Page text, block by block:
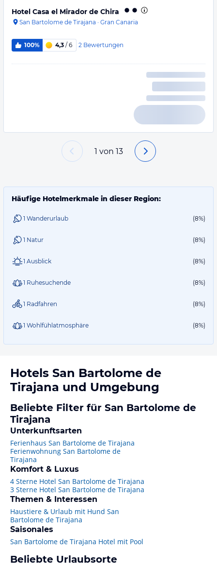
Hotel Casa el Mirador de Chira
San Bartolome de Tirajana · Gran Canaria
100% 4,3 / 6 2 Bewertungen
1 von 13
Häufige Hotelmerkmale in dieser Region:
1 Wanderurlaub (8%)
1 Natur (8%)
1 Ausblick (8%)
1 Ruhesuchende (8%)
1 Radfahren (8%)
1 Wohlfühlatmosphäre (8%)
Hotels San Bartolome de
Tirajana und Umgebung
Beliebte Filter für San Bartolome de
Tirajana
Unterkunftsarten
Ferienhaus San Bartolome de Tirajana
Ferienwohnung San Bartolome de
Tirajana
Komfort & Luxus
4 Sterne Hotel San Bartolome de Tirajana
3 Sterne Hotel San Bartolome de Tirajana
Themen & Interessen
Haustiere & Urlaub mit Hund San
Bartolome de Tirajana
Saisonales
San Bartolome de Tirajana Hotel mit Pool
Beliebte Urlaubsorte